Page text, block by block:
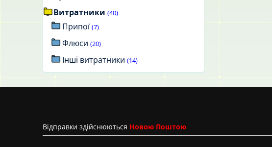
Витратники (40)
Припої (7)
Флюси (20)
Інші витратники (14)
Вiдправки здійснюються Новою Поштою